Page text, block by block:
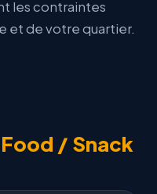
les contraintes
et de votre quartier.
/ Snack